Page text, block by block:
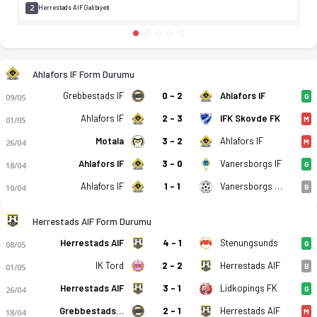
2 Herrestads AIF Galibiyeti
Ahlafors IF Form Durumu
09/05 Grebbestads IF 0 - 2 Ahlafors IF G
01/05 Ahlafors IF 2 - 3 IFK Skovde FK M
26/04 Motala 3 - 2 Ahlafors IF M
18/04 Ahlafors IF 3 - 0 Vanersborgs IF G
10/04 Ahlafors IF 1 - 1 Vanersborgs FK B
Herrestads AIF Form Durumu
08/05 Herrestads AIF 4 - 1 Stenungsunds G
01/05 IK Tord 2 - 2 Herrestads AIF B
26/04 Herrestads AIF 3 - 1 Lidkopings FK G
18/04 Grebbestads IF 2 - 1 Herrestads AIF M